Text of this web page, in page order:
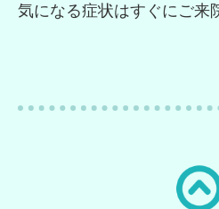
気になる症状はすぐにご来